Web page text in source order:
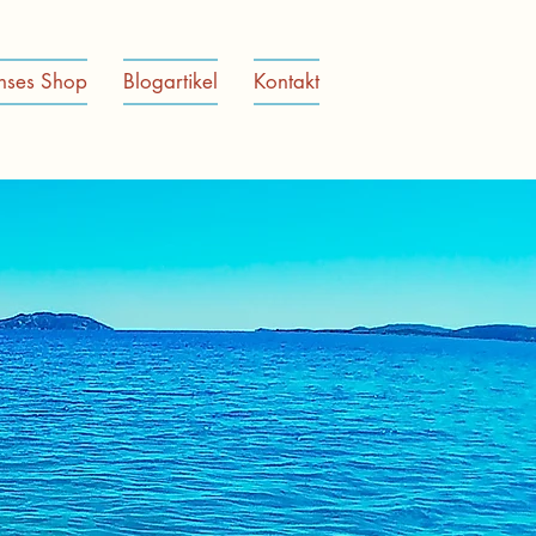
Shop Blogartikel Kontakt